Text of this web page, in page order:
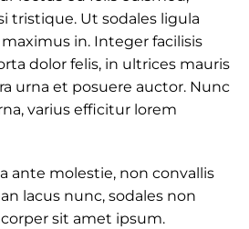
tristique. Ut sodales ligula
in. Integer facilisis
dolor felis, in ultrices mauris
urna et posuere auctor. Nunc
varius efficitur lorem
ante molestie, non convallis
lacus nunc, sodales non
sit amet ipsum.